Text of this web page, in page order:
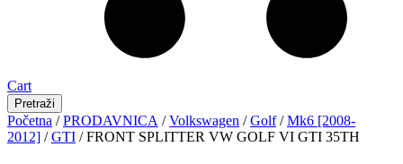
Cart
Pretraži
Početna /PRODAVNICA /Volkswagen /Golf/Mk6 [2008-
2012] /GTI / FRONT SPLITTER VW GOLF VI GTI 35TH